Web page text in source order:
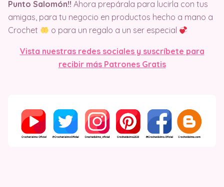
Punto Salomón!! Ahora prepárala para lucirla con tus
amigas, para tu negocio en productos hecho a mano a
Crochet
o para un regalo a un ser especial
Vista nuestras redes sociales y suscríbete para
recibir más Patrones Gratis